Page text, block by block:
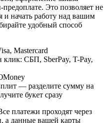
Это позволяет не
и начать работу над вашим
удобный способ
Mastercard
клик: СБП, SberPay, T-Pay,
— разделите сумму на
букет сразу
платежи проходят через
а данные вашей карты